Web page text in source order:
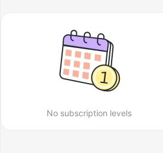
No subscription levels